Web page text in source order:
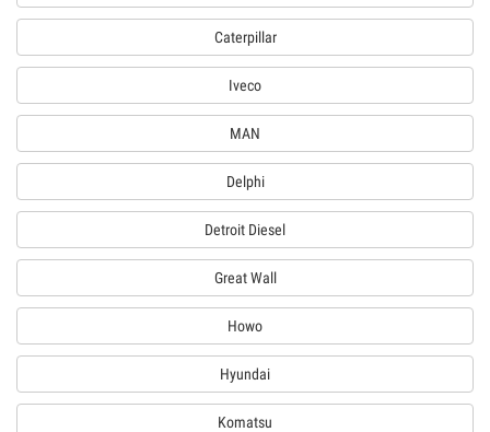
Caterpillar
Iveco
MAN
Delphi
Detroit Diesel
Great Wall
Howo
Hyundai
Komatsu